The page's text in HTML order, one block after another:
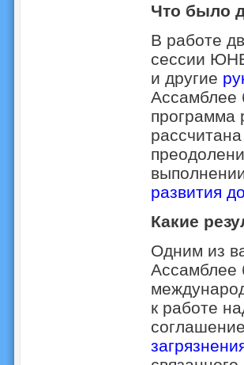
Что было
В работе
сессии
и другие
Ассамблее
программа
развития
Какие
Одним из
Ассамблее
к работе